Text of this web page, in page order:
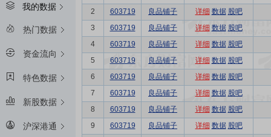
我的数据
热门数据
资金流向
特色数据
新股数据
沪深港通
2
603719 良品铺子 详细 数据 股吧
3
603719 良品铺子 详细 数据 股吧
4
603719 良品铺子 详细 数据 股吧
5
603719 良品铺子 详细 数据 股吧
6
603719 良品铺子 详细 数据 股吧
7
603719 良品铺子 详细 数据 股吧
8
603719 良品铺子 详细 数据 股吧
9
603719 良品铺子 详细 数据 股吧